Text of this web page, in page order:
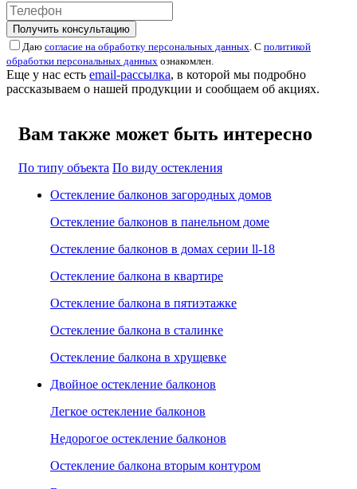
Получить консультацию
Даю согласие на обработку персональных данных . С политикой
обработки персональных данных ознакомлен.
Еще у нас есть email-рассылка, в которой мы подробно
рассказываем о нашей продукции и сообщаем об акциях.
Вам также может быть интересно
По типу объекта По виду остекления
Остекление балконов загородных домов
Остекление балконов в панельном доме
Остекление балконов в домах серии ll-18
Остекление балкона в квартире
Остекление балкона в пятиэтажке
Остекление балкона в сталинке
Остекление балкона в хрущевке
Двойное остекление балконов
Легкое остекление балконов
Недорогое остекление балконов
Остекление балкона вторым контуром